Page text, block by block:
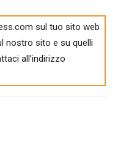
sul tuo sito web
nostro sito e su quelli
all'indirizzo